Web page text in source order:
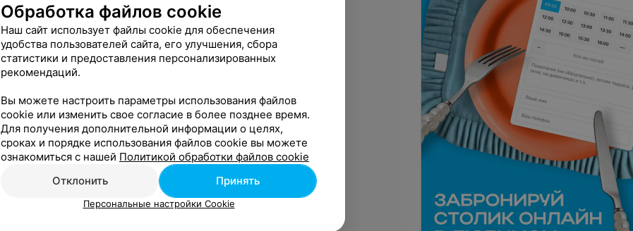
Обработка файлов cookie
Наш сайт использует файлы cookie для обеспечения
удобства пользователей сайта, его улучшения, сбора
статистики и предоставления персонализированных
рекомендаций.
Вы можете настроить параметры использования файлов
cookie или изменить свое согласие в более позднее время.
Для получения дополнительной информации о целях,
сроках и порядке использования файлов cookie вы можете
ознакомиться с нашей Политикой обработки файлов cookie
Отклонить
Принять
Персональные настройки Cookie